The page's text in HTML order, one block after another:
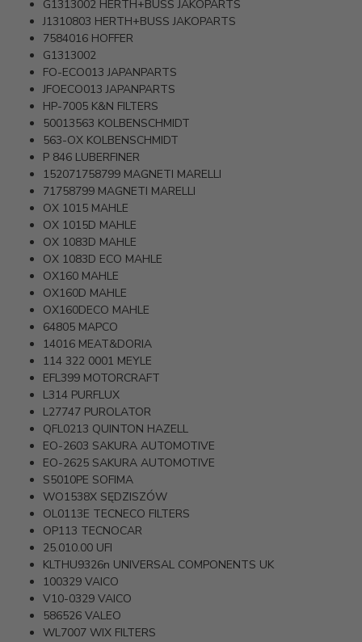
G1313002 HERTH+BUSS JAKOPARTS
J1310803 HERTH+BUSS JAKOPARTS
7584016 HOFFER
G1313002
FO-ECO013 JAPANPARTS
JFOECO013 JAPANPARTS
HP-7005 K&N FILTERS
50013563 KOLBENSCHMIDT
563-OX KOLBENSCHMIDT
P 846 LUBERFINER
152071758799 MAGNETI MARELLI
71758799 MAGNETI MARELLI
OX 1015 MAHLE
OX 1015D MAHLE
OX 1083D MAHLE
OX 1083D ECO MAHLE
OX160 MAHLE
OX160D MAHLE
OX160DECO MAHLE
64805 MAPCO
14016 MEAT&DORIA
114 322 0001 MEYLE
EFL399 MOTORCRAFT
L314 PURFLUX
L27747 PUROLATOR
QFL0213 QUINTON HAZELL
EO-2603 SAKURA AUTOMOTIVE
EO-2625 SAKURA AUTOMOTIVE
S5010PE SOFIMA
WO1538X SĘDZISZÓW
OL0113E TECNECO FILTERS
OP113 TECNOCAR
25.010.00 UFI
KLTHU9326n UNIVERSAL COMPONENTS UK
100329 VAICO
V10-0329 VAICO
586526 VALEO
WL7007 WIX FILTERS